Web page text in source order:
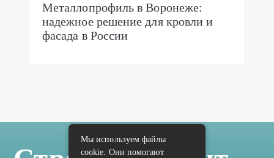
Металлопрофиль в Воронеже:
надежное решение для кровли и
фасада в России
Мы используем файлы
cookie. Они помогают